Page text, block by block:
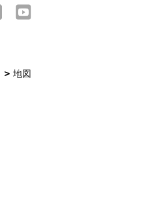
地図